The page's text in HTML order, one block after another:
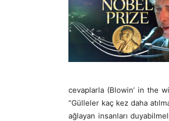
cevaplarla (Blowin’ in the
“Gülleler kaç kez daha
ağlayan insanları